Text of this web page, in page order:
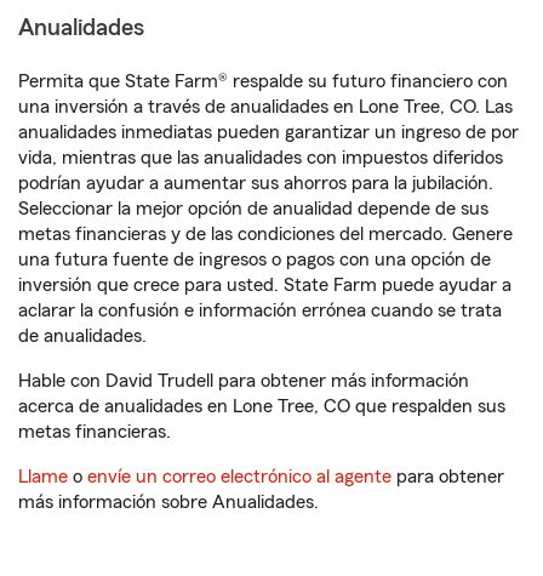
Anualidades
Permita que State Farm® respalde su futuro financiero con
una inversión a través de anualidades en Lone Tree, CO. Las
anualidades inmediatas pueden garantizar un ingreso de por
vida, mientras que las anualidades con impuestos diferidos
podrían ayudar a aumentar sus ahorros para la jubilación.
Seleccionar la mejor opción de anualidad depende de sus
metas financieras y de las condiciones del mercado. Genere
una futura fuente de ingresos o pagos con una opción de
inversión que crece para usted. State Farm puede ayudar a
aclarar la confusión e información errónea cuando se trata
de anualidades.
Hable con David Trudell para obtener más información
acerca de anualidades en Lone Tree, CO que respalden sus
metas financieras.
Llame o envíe un correo electrónico al agente para obtener
más información sobre Anualidades.